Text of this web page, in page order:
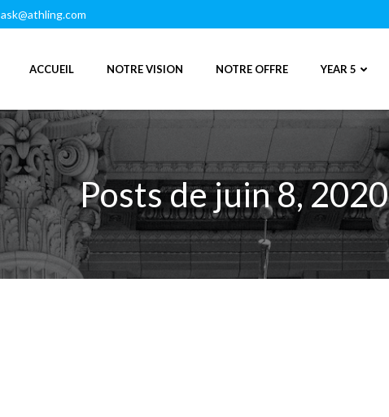
ask@athling.com
ACCUEIL NOTRE VISION NOTRE OFFRE YEAR 5
Posts de juin 8, 2020